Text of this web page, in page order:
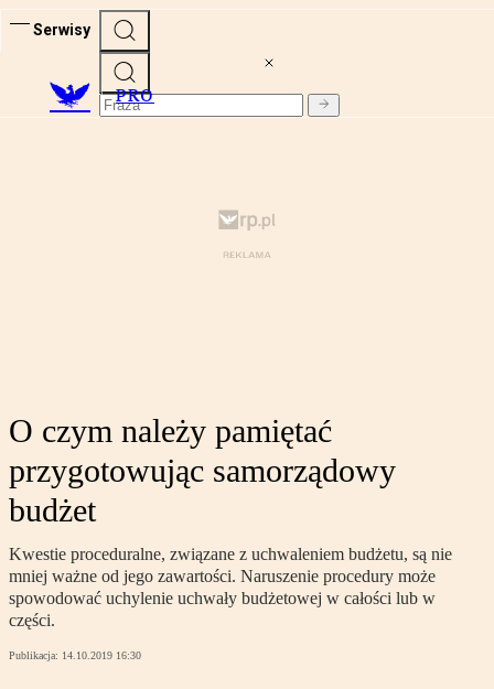
Serwisy
PRO
O czym należy pamiętać
przygotowując samorządowy
budżet
Kwestie proceduralne, związane z uchwaleniem budżetu, są nie
mniej ważne od jego zawartości. Naruszenie procedury może
spowodować uchylenie uchwały budżetowej w całości lub w
części.
Publikacja: 14.10.2019 16:30